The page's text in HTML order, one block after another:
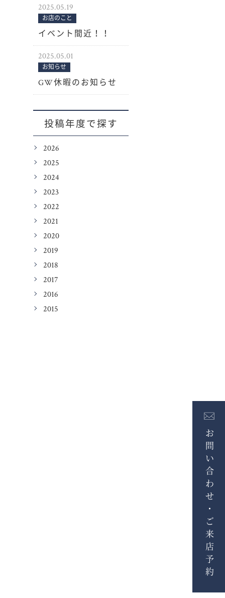
2025.05.19
お店のこと
イベント間近！！
2025.05.01
お知らせ
GW休暇のお知らせ
投稿年度で探す
2026
2025
2024
2023
2022
2021
2020
2019
2018
2017
2016
2015
お問い合わせ・ご来店予約